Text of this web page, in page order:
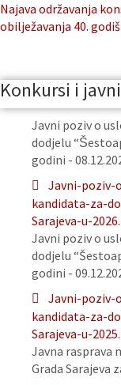
Najava održavanja
obilježavanja 40.
Konkursi i
Javni poziv o
dodjelu
godini -
Javni-poziv-
kandidata-za-
Sarajeva-u-
Javni poziv o
dodjelu
godini -
Javni-poziv-
kandidata-za-
Sarajeva-u-
Javna rasprava
Grada Sarajeva